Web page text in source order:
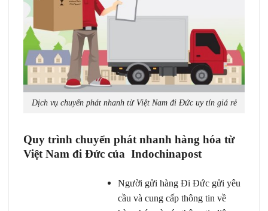
Dịch vụ chuyển phát nhanh từ Việt Nam đi Đức uy tín giá rẻ
Quy trình chuyển phát nhanh hàng hóa từ
Việt Nam đi Đức của Indochinapost
Người gửi hàng Đi Đức gửi yêu
cầu và cung cấp thông tin về